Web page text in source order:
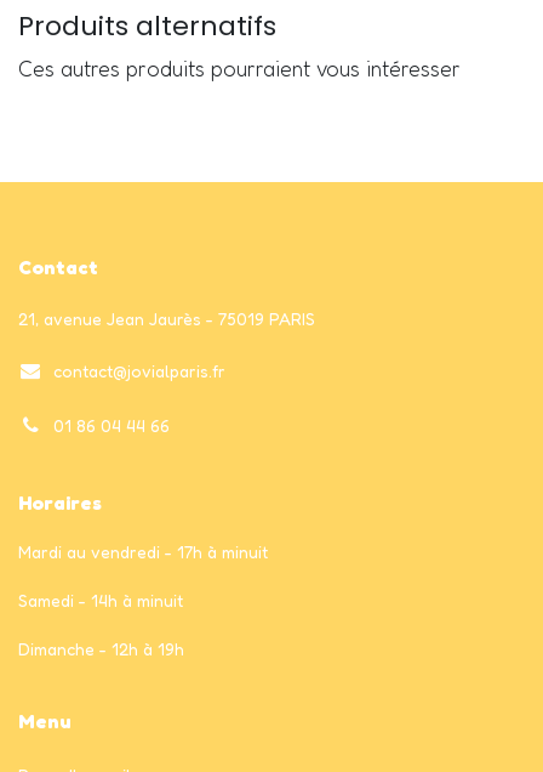
Produits alternatifs
Ces autres produits pourraient vous intéresser
Contact
21, avenue Jean Jaurès - 75019 PARIS
contact@jovialparis.fr
01 86 04 44 66
Horaires
Mardi au vendredi - 17h à minuit
Samedi - 14h à minuit
Dimanche - 12h à 19h
Menu